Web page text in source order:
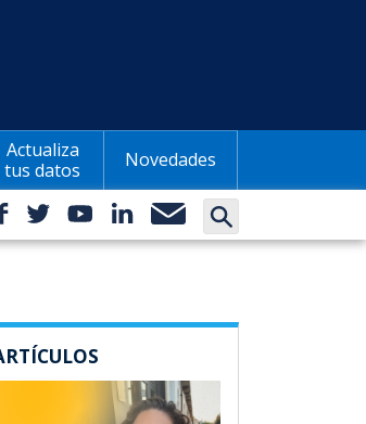
Actualiza
tus datos
Novedades